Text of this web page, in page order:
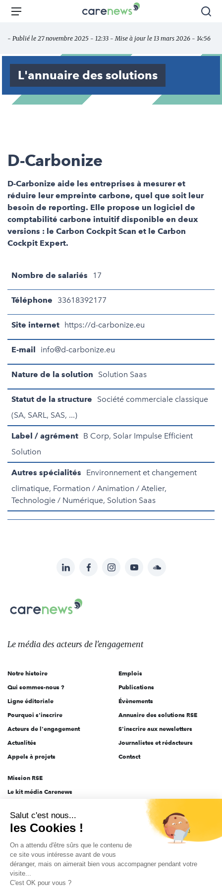
Aller
principal
Carenews,
des
acteurs
l'engagement
Menu
- Publié le 27 novembre 2025 - 12:33 - Mise à jour le 13 mars 2026 - 14:56
L'annuaire des solutions
D-Carbonize
D-Carbonize aide les entreprises à mesurer et
réduire leur empreinte carbone, quel que soit leur
besoin de reporting. Elle propose un logiciel de
comptabilité carbone intuitif disponible en deux
versions : le Carbon Cockpit Scan et le Carbon
Cockpit Expert.
Nombre de salariés 17
Téléphone 33618392177
Site internet https://d-carbonize.eu
E-mail info@d-carbonize.eu
Nature de la solution Solution Saas
Statut de la structure
Société commerciale classique
(SA, SARL, SAS, ...)
Label / agrément B Corp, Solar Impulse Efficient
Solution
Autres spécialités
Environnement et changement
climatique, Formation / Animation / Atelier,
Technologie / Numérique, Solution Saas
sur:
LinkedInFacebookInstagramYouTubeSoundcloud
Carenews,
Le
des
l'engagement
Le média des acteurs de l'engagement
Notre histoire
Qui sommes-nous ?
Ligne éditoriale
Pourquoi s'inscrire
Acteurs de l'engagement
Actualités
Appels à projets
Emplois
Publications
Évènements
Annuaire des solutions RSE
S'inscrire aux newsletters
Journalistes et rédacteurs
Contact
Mission RSE
Le kit média Carenews
AEF info
Novethic
PRODURABLE
Inclusiv Day
Salut c'est nous...
les Cookies !
On a attendu d'être sûrs que le contenu de
ce site vous intéresse avant de vous
déranger, mais on aimerait bien vous accompagner pendant votre
visite...
C'est OK pour vous ?